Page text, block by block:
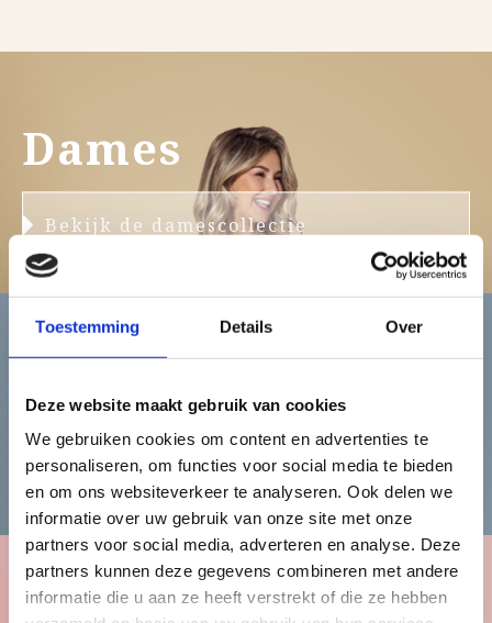
Toestemming Details Over
Deze website maakt gebruik van cookies
We gebruiken cookies om content en advertenties te
personaliseren, om functies voor social media te bieden
en om ons websiteverkeer te analyseren. Ook delen we
informatie over uw gebruik van onze site met onze
partners voor social media, adverteren en analyse. Deze
partners kunnen deze gegevens combineren met andere
informatie die u aan ze heeft verstrekt of die ze hebben
Dames
Bekijk de damescollectie
Heren
Bekijk de herencollectie